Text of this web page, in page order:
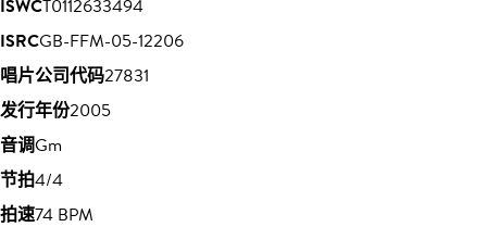
ISWCT0112633494
ISRCGB-FFM-05-12206
唱片公司代码27831
发行年份2005
音调Gm
节拍4/4
拍速74 BPM